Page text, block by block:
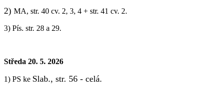
2) MA, str. 40 cv. 2, 3, 4 + str. 41 cv. 2.
3) Pís. str. 28 a 29.
Středa 20. 5. 2026
1) PS ke Slab., str. 56 - celá.